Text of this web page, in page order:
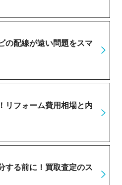
の配線が遠い問題をスマ
リフォーム費用相場と内
する前に！買取査定のス